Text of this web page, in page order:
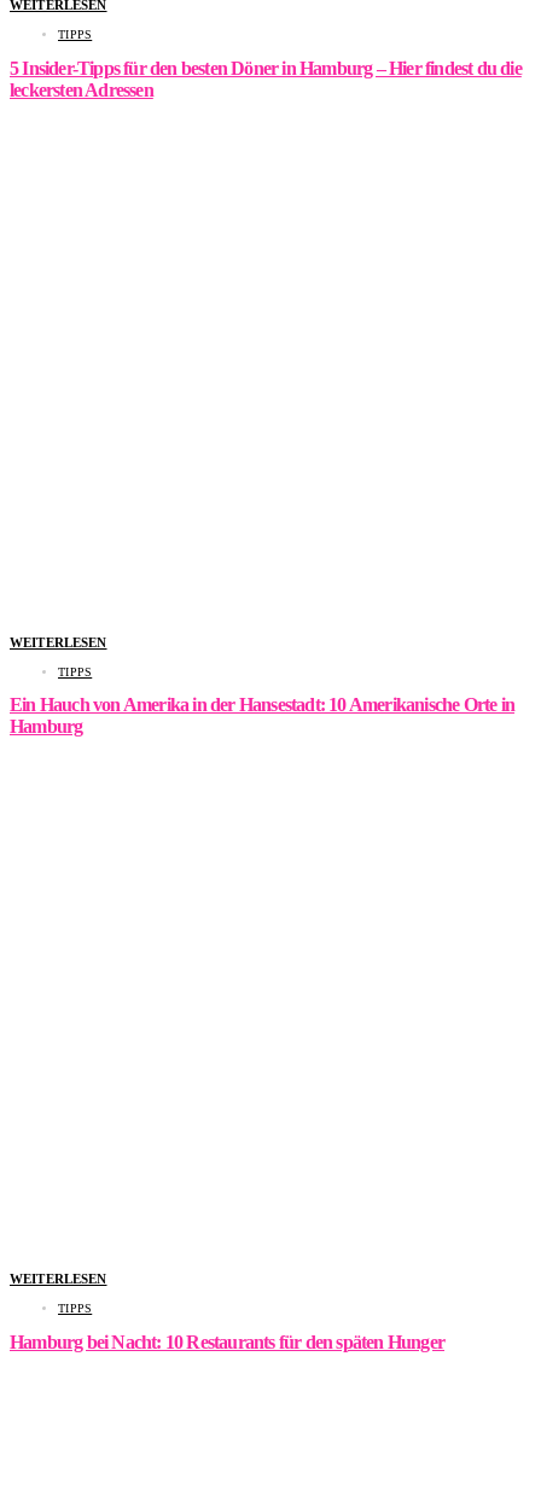
WEITERLESEN
TIPPS
5 Insider-Tipps für den besten Döner in Hamburg – Hier findest du die
leckersten Adressen
WEITERLESEN
TIPPS
Ein Hauch von Amerika in der Hansestadt: 10 Amerikanische Orte in
Hamburg
WEITERLESEN
TIPPS
Hamburg bei Nacht: 10 Restaurants für den späten Hunger